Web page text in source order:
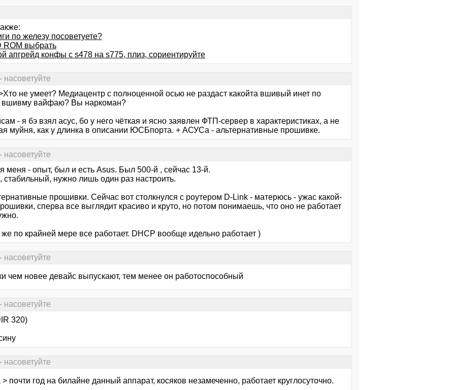
по железу посоветуете?
ROM выбрать
апгрейд конфы с s478 на s775, плиз, сориентируйте
не умеет? Медиацентр с полноценной осью не раздаст какойта вшивый инет по
вшивму вайфаю? Вы наркоман?
- я бэ взял асус, бо у него чёткая и ясно заявлен ФТП-сервер в характеристиках, а не
муйня, как у длинка в описании ЮСБпорта. + АСУСа - альтернативные прошивке.
меня - опыт, был и есть Asus. Был 500-й , сейчас 13-й.
стабильный, нужно лишь один раз настроить.
прошивки. Сейчас вот столкнулся с роутером D-Link - матерюсь - ужас какой-
сперва все выглядит красиво и круто, но потом понимаешь, что оно не работает
по крайней мере все работает. DHCP вообще идельно работает )
чем новее девайс выпускают, тем менее он работоспособный
320)
почти год на билайне данный аппарат, косяков незамеченно, работает круглосуточно.